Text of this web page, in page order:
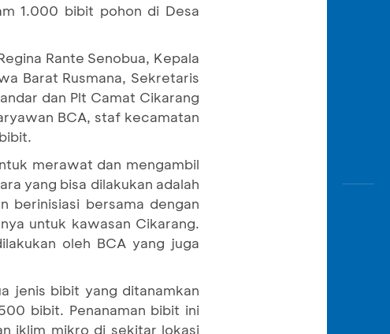
1.000 bibit pohon di Desa
Rante Senobua, Kepala
Barat Rusmana, Sekretaris
dan Plt Camat Cikarang
BCA, staf kecamatan
merawat dan mengambil
yang bisa dilakukan adalah
berinisiasi bersama dengan
untuk kawasan Cikarang.
oleh BCA yang juga
jenis bibit yang ditanamkan
bibit. Penanaman bibit ini
iklim mikro di sekitar lokasi